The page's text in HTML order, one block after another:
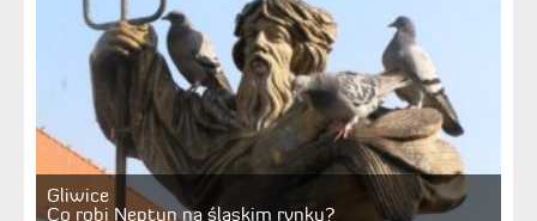
Gliwice
Co robi Neptun na śląskim rynku?